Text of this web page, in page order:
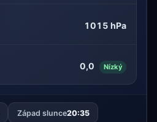
1015 hPa
0,0 Nízký
Západ slunce20:35